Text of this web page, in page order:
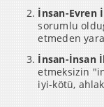
İnsan-Evren
sorumlu
etmeden
İnsan-İnsan
etmeksizin
iyi-kötü,